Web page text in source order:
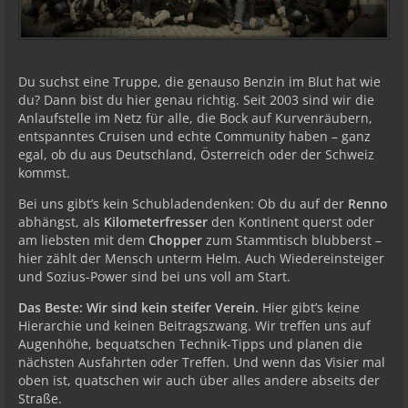
Du suchst eine Truppe, die genauso Benzin im Blut hat wie
du? Dann bist du hier genau richtig. Seit 2003 sind wir die
Anlaufstelle im Netz für alle, die Bock auf Kurvenräubern,
entspanntes Cruisen und echte Community haben – ganz
egal, ob du aus Deutschland, Österreich oder der Schweiz
kommst.
Bei uns gibt’s kein Schubladendenken: Ob du auf der Renno
abhängst, als Kilometerfresser den Kontinent querst oder
am liebsten mit dem Chopper zum Stammtisch blubberst –
hier zählt der Mensch unterm Helm. Auch Wiedereinsteiger
und Sozius-Power sind bei uns voll am Start.
Das Beste: Wir sind kein steifer Verein. Hier gibt’s keine
Hierarchie und keinen Beitragszwang. Wir treffen uns auf
Augenhöhe, bequatschen Technik-Tipps und planen die
nächsten Ausfahrten oder Treffen. Und wenn das Visier mal
oben ist, quatschen wir auch über alles andere abseits der
Straße.